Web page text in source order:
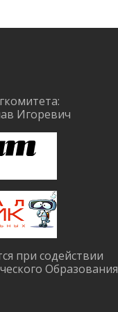
Игоревич
при содействии
Образования